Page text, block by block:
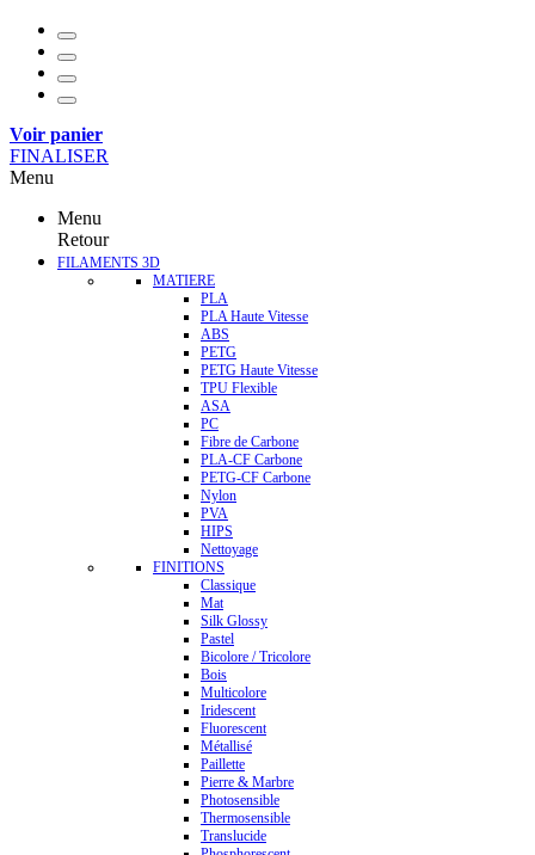
Voir panier
FINALISER
Menu
Menu
Retour
FILAMENTS 3D
MATIERE
PLA
PLA Haute Vitesse
ABS
PETG
PETG Haute Vitesse
TPU Flexible
ASA
PC
Fibre de Carbone
PLA-CF Carbone
PETG-CF Carbone
Nylon
PVA
HIPS
Nettoyage
FINITIONS
Classique
Mat
Silk Glossy
Pastel
Bicolore / Tricolore
Bois
Multicolore
Iridescent
Fluorescent
Métallisé
Paillette
Pierre & Marbre
Photosensible
Thermosensible
Translucide